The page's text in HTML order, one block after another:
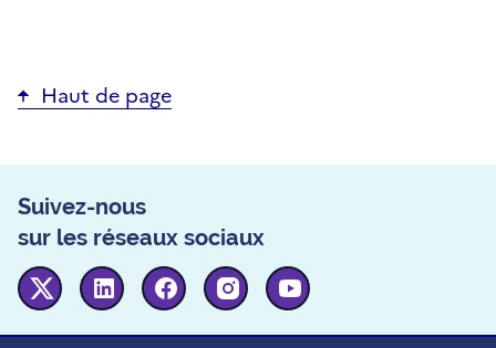
Haut de page
Suivez-nous
sur les réseaux sociaux
Twitter Linkedin FacebookInstagram